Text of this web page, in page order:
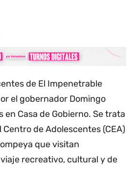
de El Impenetrable
el gobernador Domingo
en Casa de Gobierno. Se trata
de Adolescentes (CEA)
que visitan
recreativo, cultural y de